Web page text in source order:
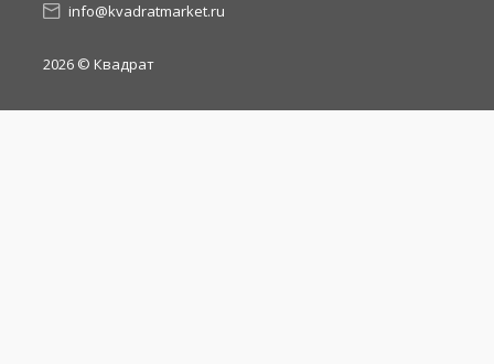
info@kvadratmarket.ru
2026 © Квадрат